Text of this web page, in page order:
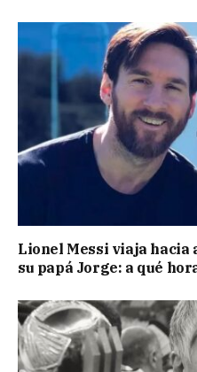
Lionel Messi viaja hacia
su papá Jorge: a qué